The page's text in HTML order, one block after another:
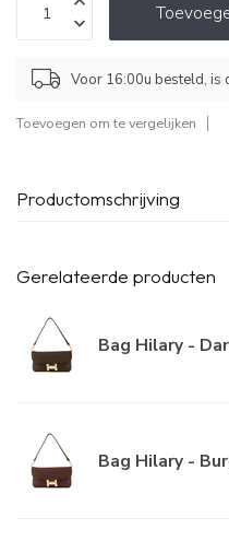
Voor 16:00u besteld, is
Toevoegen om te vergelijken
Productomschrijving
Gerelateerde producten
Bag Hilary -
Bag Hilary -